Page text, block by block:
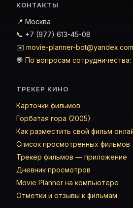
КОНТАКТЫ
📍 Москва
📞 +7 (977) 613-45-08
✉️ movie-planner-bot@yandex.com
💬 По вопросам сотрудничества:
ТРЕКЕР КИНО
Карточки фильмов
Горбатая гора (2005)
Как разместить свой фильм
Список просмотренных фильмов
Трекер фильмов — приложение
Дневник просмотров
Movie Planner на компьютере
Отметки и отзывы к фильмам